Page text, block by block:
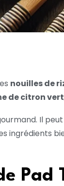
nouilles de
de citron vert
Il
ingrédients
Pad